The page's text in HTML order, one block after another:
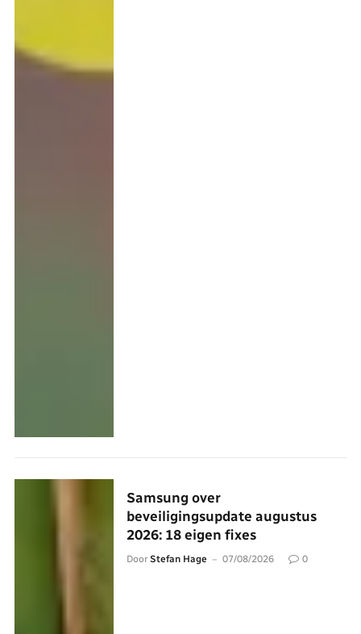
Samsung over
beveiligingsupdate augustus
2026: 18 eigen fixes
Door Stefan Hage 07/08/2026 0